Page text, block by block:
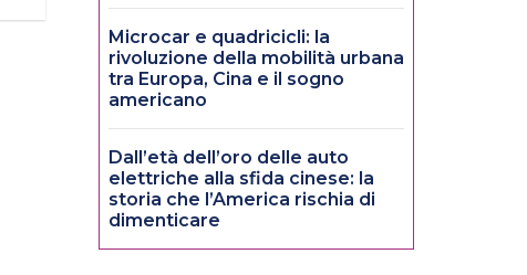
Microcar e quadricicli: la
rivoluzione della mobilità urbana
tra Europa, Cina e il sogno
americano
Dall’età dell’oro delle auto
elettriche alla sfida cinese: la
storia che l’America rischia di
dimenticare